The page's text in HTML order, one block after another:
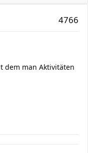
4766
dem man Aktivitäten